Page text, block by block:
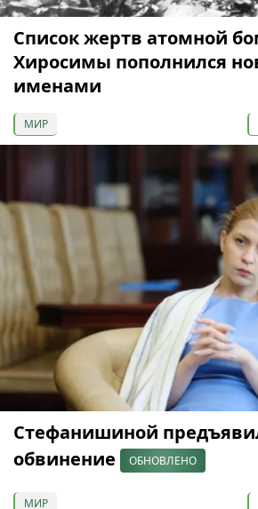
Список жертв атомной
Хиросимы пополнился
именами
МИР
Стефанишиной
обвинение
ОБНОВЛЕНО
МИР